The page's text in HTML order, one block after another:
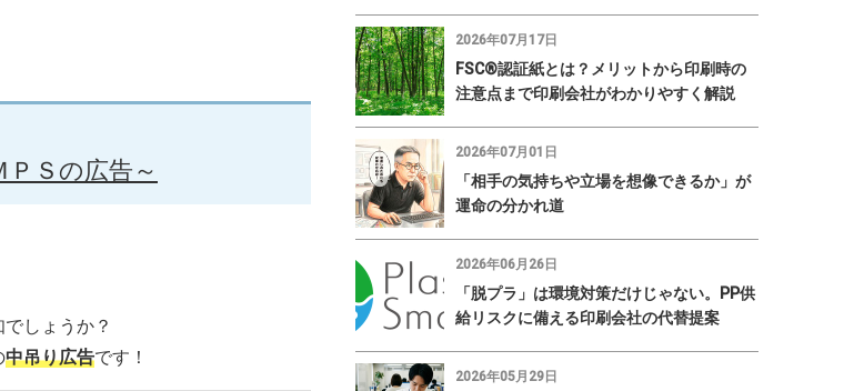
Ｓの広告～
しょうか？
中吊り広告です！
2026年07月17日
FSC®認証紙とは？メリットから印刷時の
注意点まで印刷会社がわかりやすく解説
2026年07月01日
「相手の気持ちや立場を想像できるか」が
運命の分かれ道
2026年06月26日
「脱プラ」は環境対策だけじゃない。PP供
給リスクに備える印刷会社の代替提案
2026年05月29日